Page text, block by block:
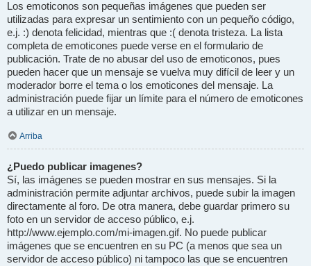
Los emoticonos son pequeñas imágenes que pueden ser
utilizadas para expresar un sentimiento con un pequeño código,
e.j. :) denota felicidad, mientras que :( denota tristeza. La lista
completa de emoticones puede verse en el formulario de
publicación. Trate de no abusar del uso de emoticonos, pues
pueden hacer que un mensaje se vuelva muy difícil de leer y un
moderador borre el tema o los emoticones del mensaje. La
administración puede fijar un límite para el número de emoticones
a utilizar en un mensaje.
Arriba
¿Puedo publicar imagenes?
Sí, las imágenes se pueden mostrar en sus mensajes. Si la
administración permite adjuntar archivos, puede subir la imagen
directamente al foro. De otra manera, debe guardar primero su
foto en un servidor de acceso público, e.j.
http://www.ejemplo.com/mi-imagen.gif. No puede publicar
imágenes que se encuentren en su PC (a menos que sea un
servidor de acceso público) ni tampoco las que se encuentren